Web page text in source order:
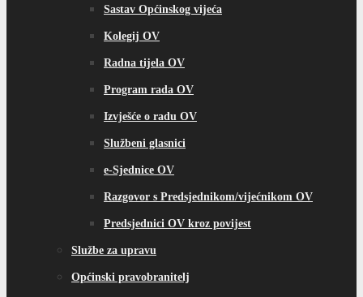
Sastav Općinskog vijeća
Kolegij OV
Radna tijela OV
Program rada OV
Izvješće o radu OV
Službeni glasnici
e-Sjednice OV
Razgovor s Predsjednikom/vijećnikom OV
Predsjednici OV kroz povijest
Službe za upravu
Općinski pravobranitelj